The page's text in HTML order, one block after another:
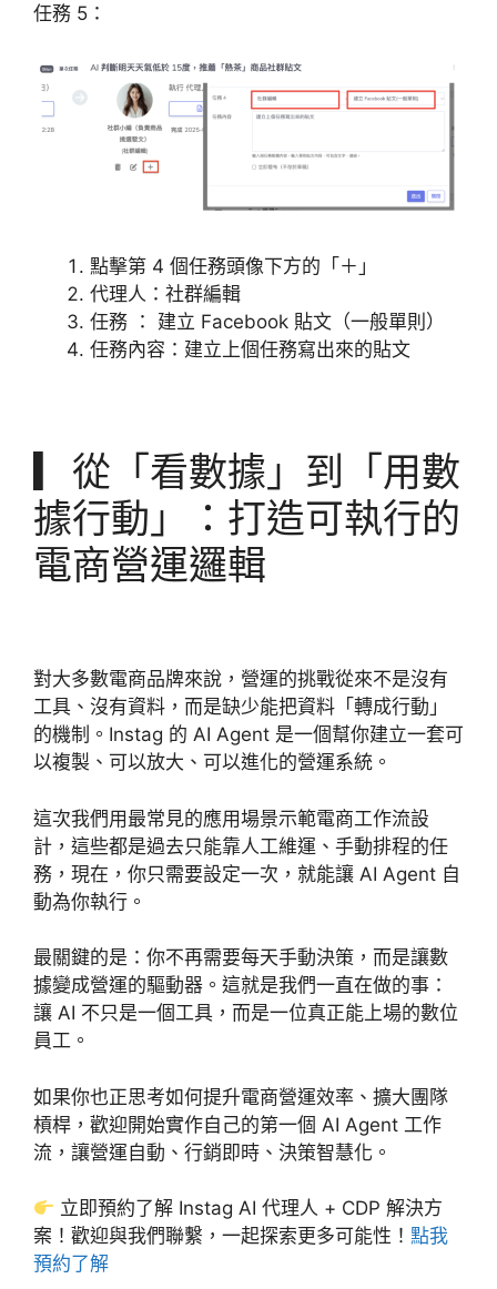
任務 5：
點擊第 4 個任務頭像下方的「＋」
代理人：社群編輯
任務 ： 建立 Facebook 貼文（一般單則）
任務內容：建立上個任務寫出來的貼文
▎從「看數據」到「用數
據行動」：打造可執行的
電商營運邏輯
對大多數電商品牌來說，營運的挑戰從來不是沒有
工具、沒有資料，而是缺少能把資料「轉成行動」
的機制。Instag 的 AI Agent 是一個幫你建立一套可
以複製、可以放大、可以進化的營運系統。
這次我們用最常見的應用場景示範電商工作流設
計，這些都是過去只能靠人工維運、手動排程的任
務，現在，你只需要設定一次，就能讓 AI Agent 自
動為你執行。
最關鍵的是：你不再需要每天手動決策，而是讓數
據變成營運的驅動器。這就是我們一直在做的事：
讓 AI 不只是一個工具，而是一位真正能上場的數位
員工。
如果你也正思考如何提升電商營運效率、擴大團隊
槓桿，歡迎開始實作自己的第一個 AI Agent 工作
流，讓營運自動、行銷即時、決策智慧化。
立即預約了解 Instag AI 代理人 + CDP 解決方
案！歡迎與我們聯繫，一起探索更多可能性！ 點我
預約了解